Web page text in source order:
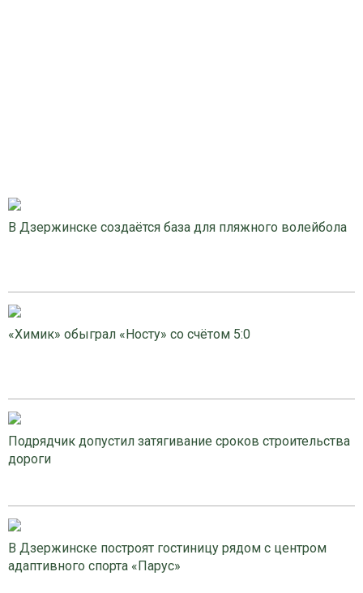
В Дзержинске создаётся база для пляжного волейбола
«Химик» обыграл «Носту» со счётом 5:0
Подрядчик допустил затягивание сроков строительства
дороги
В Дзержинске построят гостиницу рядом с центром
адаптивного спорта «Парус»